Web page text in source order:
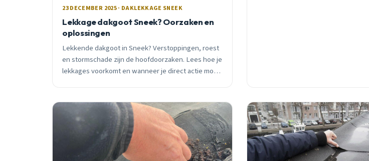
23 DECEMBER 2025 · DAKLEKKAGE SNEEK
Lekkage dakgoot Sneek? Oorzaken en
oplossingen
Lekkende dakgoot in Sneek? Verstoppingen, roest
en stormschade zijn de hoofdoorzaken. Lees hoe je
lekkages voorkomt en wanneer je direct actie moet